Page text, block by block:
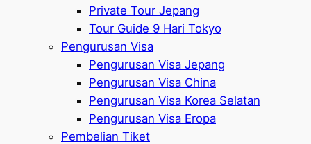
Private Tour Jepang
Tour Guide 9 Hari Tokyo
Pengurusan Visa
Pengurusan Visa Jepang
Pengurusan Visa China
Pengurusan Visa Korea Selatan
Pengurusan Visa Eropa
Pembelian Tiket